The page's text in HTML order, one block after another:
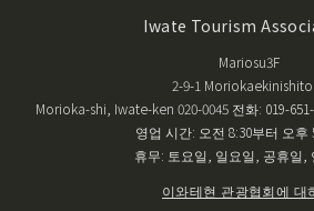
Iwate Tourism
Mariosu3F
2-9-1
Morioka-shi, Iwate-ken 020-0045 전화: 019-
영업 시간: 오전 8:30부터 오후
휴무: 토요일, 일요일, 공휴일,
이와테현 관광협회에 대